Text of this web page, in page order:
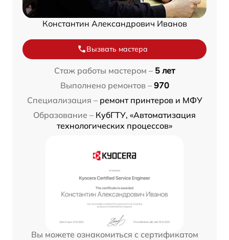
Константин Александрович Иванов
Вызвать мастера
Стаж работы мастером – 5 лет
Выполнено ремонтов – 970
Специализация – ремонт принтеров и МФУ
Образование – КубГТУ, «Автоматизация
технологических процессов»
Вы можете ознакомиться с сертификатом